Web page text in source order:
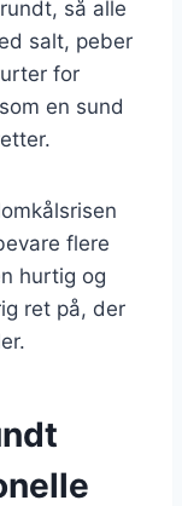
så alle
salt, peber
for
en sund
flere
hurtig og
ret på, der